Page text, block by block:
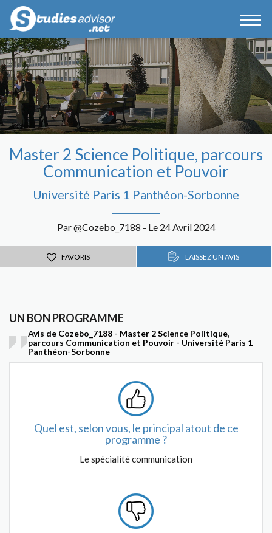
Master 2 Science Politique, parcours
Communication et Pouvoir
Université Paris 1 Panthéon-Sorbonne
Par @Cozebo_7188 - Le 24 Avril 2024
FAVORIS LAISSEZ UN AVIS
UN BON PROGRAMME
Avis de Cozebo_7188 - Master 2 Science Politique,
parcours Communication et Pouvoir - Université Paris 1
Panthéon-Sorbonne
Quel est, selon vous, le principal atout de ce
programme ?
Le spécialité communication